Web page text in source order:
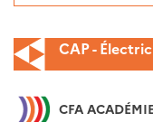
CAP -
CFA